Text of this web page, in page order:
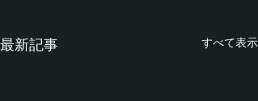
最新記事 すべて表示